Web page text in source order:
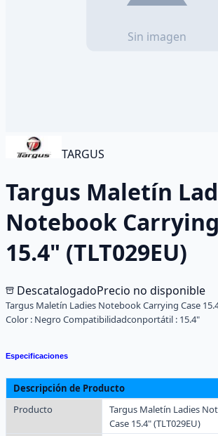
TARGUS
Targus Maletín
Notebook
15.4" (TLT029EU)
DescatalogadoPrecio no disponible
Targus Maletín Ladies Notebook Carrying Case
Color : NegroCompatibilidadconportátil : 15.4"
Especificaciones
Descripción de Producto
Producto
Targus Maletín Ladies
Case 15.4" (TLT029EU)